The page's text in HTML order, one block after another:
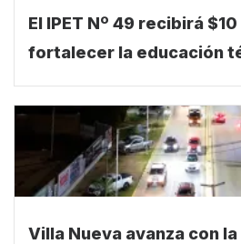
El IPET Nº 49 recibirá
fortalecer la educación
Villa Nueva avanza con